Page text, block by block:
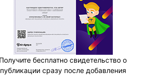
Получите бесплатно свидетельство о
публикации сразу после добавления